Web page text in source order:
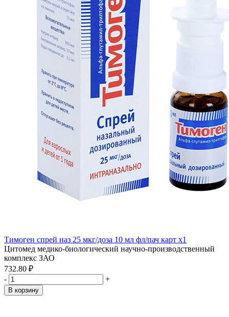
Тимоген спрей наз 25 мкг/доза 10 мл фл/пач карт x1
Цитомед медико-биологический научно-производственный
комплекс ЗАО
732.80 ₽
-
+
В корзину